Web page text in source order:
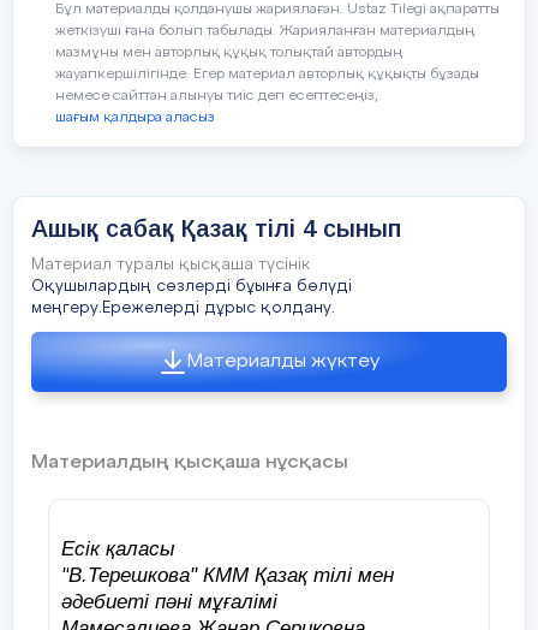
Бұл материалды қолданушы жариялаған. Ustaz Tilegi ақпаратты
жеткізуші ғана болып табылады. Жарияланған материалдың
мазмұны мен авторлық құқық толықтай автордың
жауапкершілігінде. Егер материал авторлық құқықты бұзады
немесе сайттан алынуы тиіс деп есептесеңіз,
шағым қалдыра аласыз
Ашық сабақ Қазақ тілі 4 сынып
Материал туралы қысқаша түсінік
Оқушылардың сөзлерді бұынға бөлүді
меңгеру.Ережелерді дұрыс қолдану.
Материалды жүктеу
Материалдың қысқаша нұсқасы
Есік қаласы
"В.Терешкова" КММ Қазақ тілі мен
әдебиеті пәні мұғалімі